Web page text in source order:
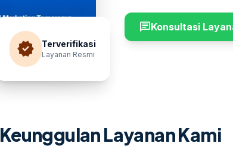
verified Terverifikasi
Layanan Resmi
chatKonsultasi
Keunggulan Layanan Kami